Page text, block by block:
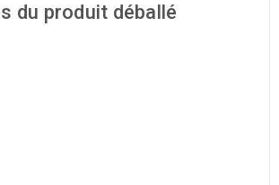
du produit déballé